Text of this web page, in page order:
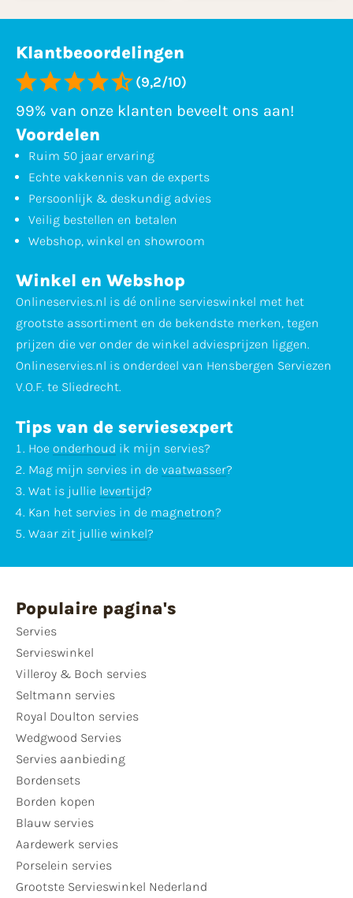
Klantbeoordelingen
(9,2/10)
99% van onze klanten beveelt ons aan!
Voordelen
Ruim 50 jaar ervaring
Echte vakkennis van de experts
Persoonlijk & deskundig advies
Veilig bestellen en betalen
Webshop, winkel en showroom
Winkel en Webshop
Onlineservies.nl is dé online servieswinkel met het
grootste assortiment en de bekendste merken, tegen
prijzen die ver onder de winkel adviesprijzen liggen.
Onlineservies.nl is onderdeel van Hensbergen Serviezen
V.O.F. te Sliedrecht.
Tips van de serviesexpert
Hoe onderhoud ik mijn servies?
Mag mijn servies in de vaatwasser?
Wat is jullie levertijd?
Kan het servies in de magnetron?
Waar zit jullie winkel?
Populaire pagina's
Servies
Servieswinkel
Villeroy & Boch servies
Seltmann servies
Royal Doulton servies
Wedgwood Servies
Servies aanbieding
Bordensets
Borden kopen
Blauw servies
Aardewerk servies
Porselein servies
Grootste Servieswinkel Nederland